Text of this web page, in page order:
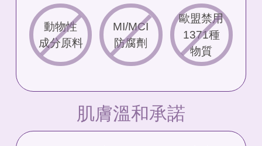
動物性
成分原料
MI/MCI
防腐劑
歐盟禁用
1371種
物質
肌膚溫和承諾